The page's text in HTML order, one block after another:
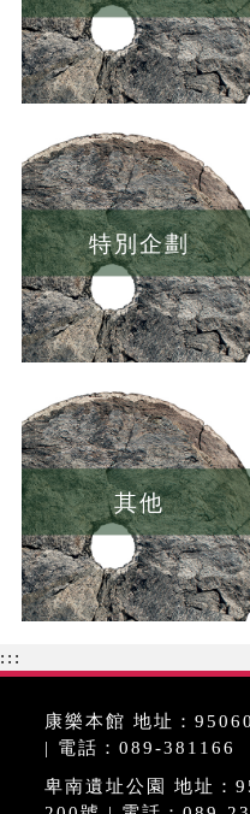
特別企劃
其他
:::
康樂本館 地址：
| 電話：089-381166
卑南遺址公園 地址：